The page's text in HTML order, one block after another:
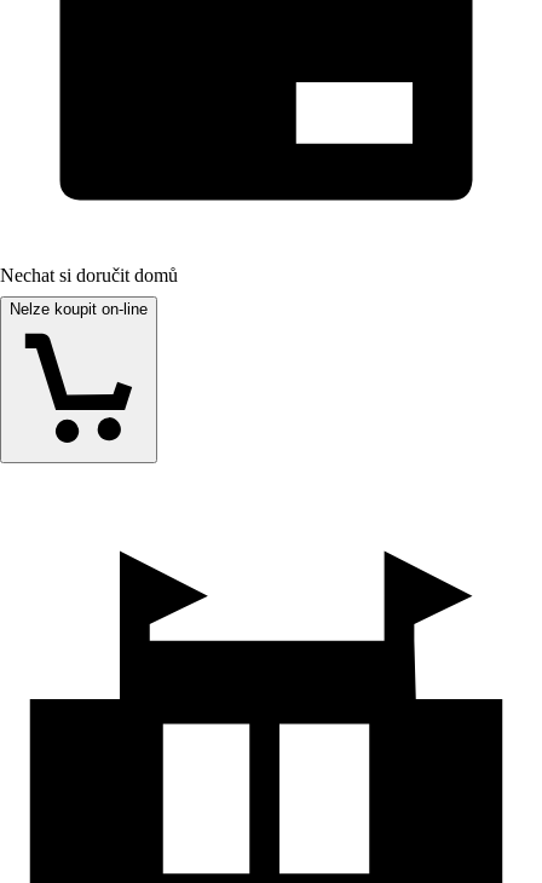
Nechat si doručit domů
Nelze koupit on-line